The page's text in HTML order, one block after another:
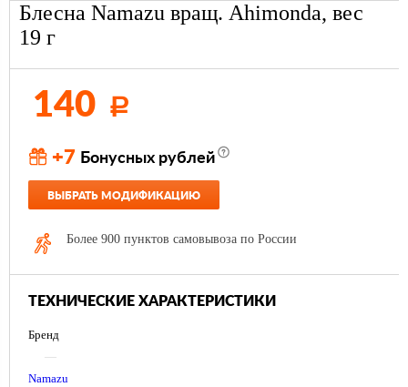
Блесна Namazu вращ. Ahimonda, вес
19 г
140 Р
+7 Бонусных рублей
ВЫБРАТЬ МОДИФИКАЦИЮ
Более 900 пунктов самовывоза по России
ТЕХНИЧЕСКИЕ ХАРАКТЕРИСТИКИ
Бренд
—
Namazu